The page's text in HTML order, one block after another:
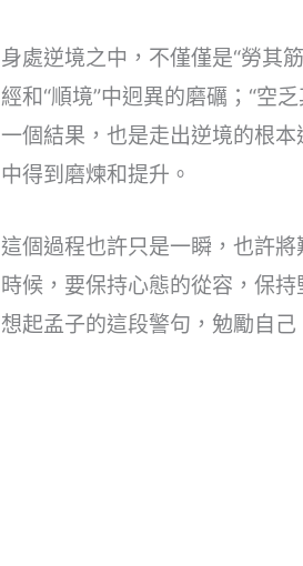
身處逆境之中，不僅僅是“勞其
經和“順境”中迥異的磨礪；“空
一個結果，也是走出逆境的根
中得到磨煉和提升。
這個過程也許只是一瞬，也許
時候，要保持心態的從容，保
想起孟子的這段警句，勉勵自己